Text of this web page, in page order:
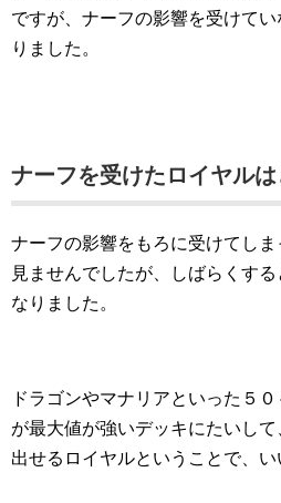
ですが、ナーフの影響を受けて
りました。
ナーフを受けたロイヤルは
ナーフの影響をもろに受けてし
見ませんでしたが、しばらくす
なりました。
ドラゴンやマナリアといった５
が最大値が強いデッキにたいし
出せるロイヤルということで、い